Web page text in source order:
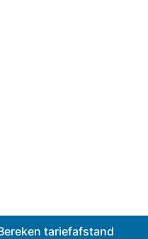
tariefafstand